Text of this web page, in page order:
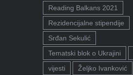
Reading Balkans 2021
Rezidencijalne stipendije
Srđan Sekulić
Tematski blok o Ukrajini
vijesti
Željko Ivanković